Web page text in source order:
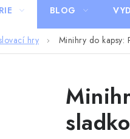
BLOG
hry Minihry do kapsy: